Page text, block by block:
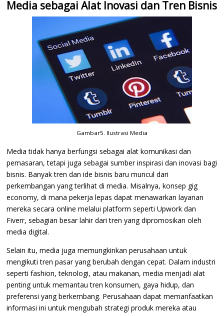
Media sebagai Alat Inovasi dan Tren Bisnis
Gambar5. Ilustrasi Media
Media tidak hanya berfungsi sebagai alat komunikasi dan
pemasaran, tetapi juga sebagai sumber inspirasi dan inovasi bagi
bisnis. Banyak tren dan ide bisnis baru muncul dari
perkembangan yang terlihat di media. Misalnya, konsep gig
economy, di mana pekerja lepas dapat menawarkan layanan
mereka secara online melalui platform seperti Upwork dan
Fiverr, sebagian besar lahir dari tren yang dipromosikan oleh
media digital.
Selain itu, media juga memungkinkan perusahaan untuk
mengikuti tren pasar yang berubah dengan cepat. Dalam industri
seperti fashion, teknologi, atau makanan, media menjadi alat
penting untuk memantau tren konsumen, gaya hidup, dan
preferensi yang berkembang. Perusahaan dapat memanfaatkan
informasi ini untuk mengubah strategi produk mereka atau